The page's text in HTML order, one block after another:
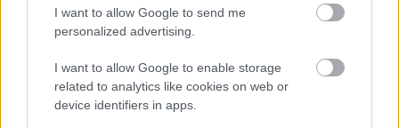
I want to allow Google to send me
personalized advertising.
I want to allow Google to enable storage
related to analytics like cookies on web or
device identifiers in apps.
Kapcsolódó hírek